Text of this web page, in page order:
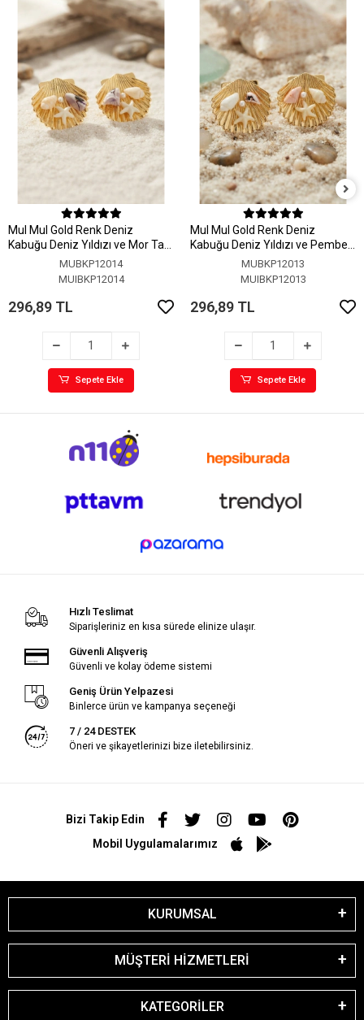
MuI MuI Gold Renk Deniz
Kabuğu Deniz Yıldızı ve Mor Taş
Detaylı KüpeMUBKP12014
MUIBKP12014
296,89 TL
Sepete Ekle
MuI MuI Gold Renk Deniz
Kabuğu Deniz Yıldızı ve Pembe
Taş Detaylı Küpe
MUBKP12013
MUIBKP12013
296,89 TL
Sepete Ekle
Hızlı Teslimat
Siparişleriniz en kısa sürede elinize ulaşır.
Güvenli Alışveriş
Güvenli ve kolay ödeme sistemi
Geniş Ürün Yelpazesi
Binlerce ürün ve kampanya seçeneği
7 / 24 DESTEK
Öneri ve şikayetlerinizi bize iletebilirsiniz.
Bizi Takip Edin
Mobil Uygulamalarımız
KURUMSAL
MÜŞTERİ HİZMETLERİ
KATEGORİLER